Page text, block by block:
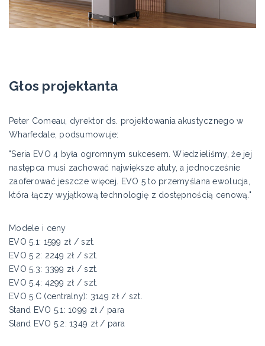
Głos projektanta
Peter Comeau, dyrektor ds. projektowania akustycznego w
Wharfedale, podsumowuje:
"Seria EVO 4 była ogromnym sukcesem. Wiedzieliśmy, że jej
następca musi zachować największe atuty, a jednocześnie
zaoferować jeszcze więcej. EVO 5 to przemyślana ewolucja,
która łączy wyjątkową technologię z dostępnością cenową."
Modele i ceny
EVO 5.1: 1599 zł / szt.
EVO 5.2: 2249 zł / szt.
EVO 5.3: 3399 zł / szt.
EVO 5.4: 4299 zł / szt.
EVO 5.C (centralny): 3149 zł / szt.
Stand EVO 5.1: 1099 zł / para
Stand EVO 5.2: 1349 zł / para